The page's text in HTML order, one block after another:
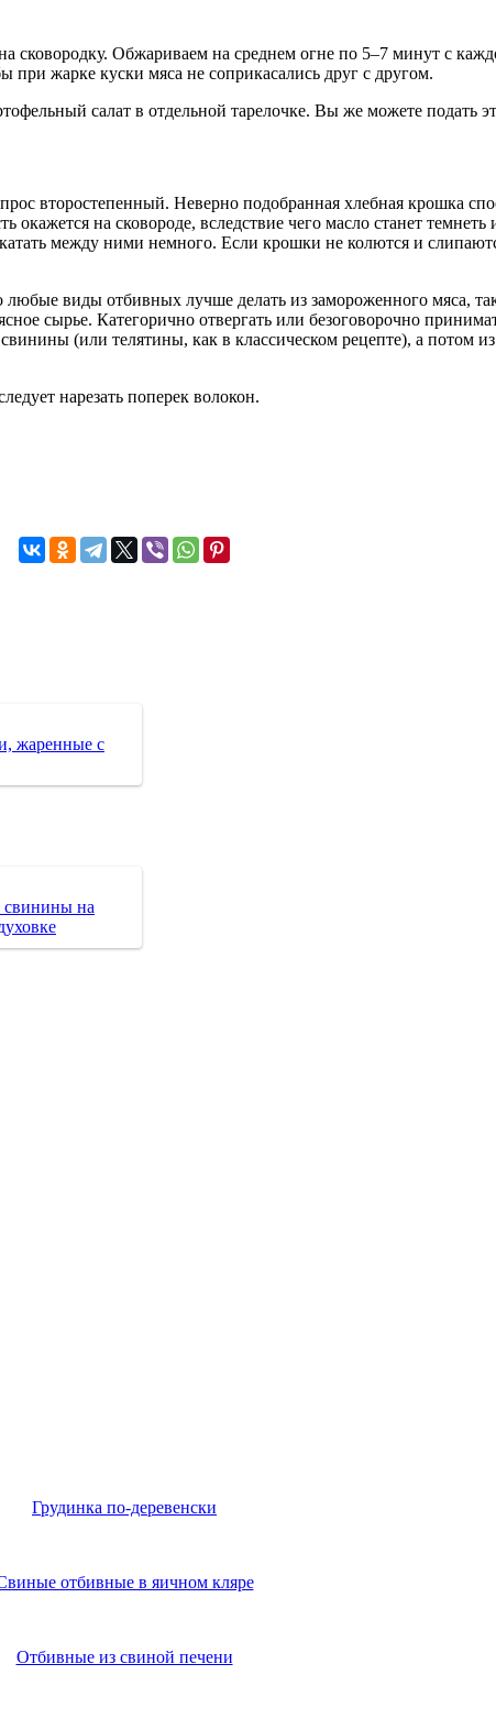
сковородку. Обжариваем на среднем огне по 5–7 минут с
жарке куски мяса не соприкасались друг с другом.
салат в отдельной тарелочке. Вы же можете подать
второстепенный. Неверно подобранная хлебная крошка
окажется на сковороде, вследствие чего масло станет
между ними немного. Если крошки не колются и
виды отбивных лучше делать из замороженного мяса,
сырье. Категорично отвергать или безоговорочно
(или телятины, как в классическом рецепте), а потом
нарезать поперек волокон.
жаренные с
на
Грудинка по-деревенски
отбивные в яичном кляре
Отбивные из свиной печени